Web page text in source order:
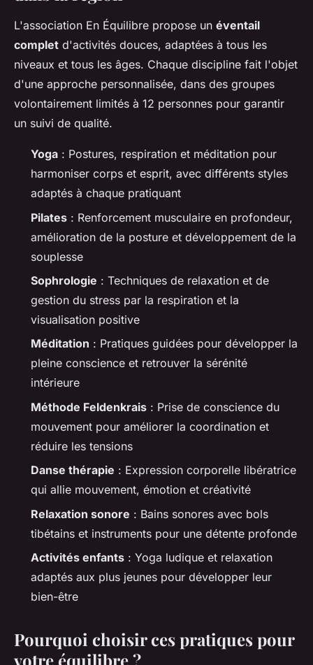
L'association En Équilibre propose un éventail
complet d'activités douces, adaptées à tous les
niveaux et tous les âges. Chaque discipline fait l'objet
d'une approche personnalisée, dans des groupes
volontairement limités à 12 personnes pour garantir
un suivi de qualité.
Yoga : Postures, respiration et méditation pour
harmoniser corps et esprit, avec différents styles
adaptés à chaque pratiquant
Pilates : Renforcement musculaire en profondeur,
amélioration de la posture et développement de la
souplesse
Sophrologie : Techniques de relaxation et de
gestion du stress par la respiration et la
visualisation positive
Méditation : Pratiques guidées pour développer la
pleine conscience et retrouver la sérénité
intérieure
Méthode Feldenkrais : Prise de conscience du
mouvement pour améliorer la coordination et
réduire les tensions
Danse thérapie : Expression corporelle libératrice
qui allie mouvement, émotion et créativité
Relaxation sonore : Bains sonores avec bols
tibétains et instruments pour une détente profonde
Activités enfants : Yoga ludique et relaxation
adaptés aux plus jeunes pour développer leur
bien-être
Pourquoi choisir ces pratiques pour
votre équilibre ?